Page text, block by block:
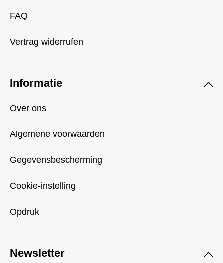
Newsletter
FAQ
Vertrag widerrufen
Informatie
Over ons
Algemene voorwaarden
Gegevensbescherming
Cookie-instelling
Opdruk